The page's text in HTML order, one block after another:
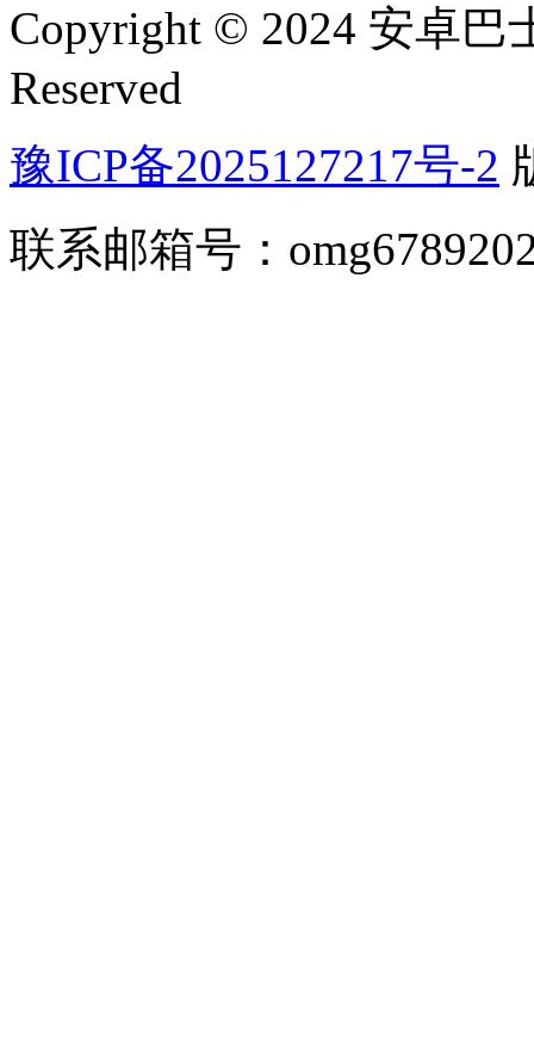
Copyright © 2024 安卓巴
Reserved
豫ICP备2025127217号-2
联系邮箱号：